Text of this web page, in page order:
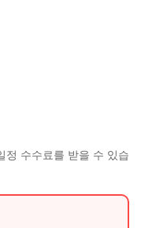
정 수수료를 받을 수 있습